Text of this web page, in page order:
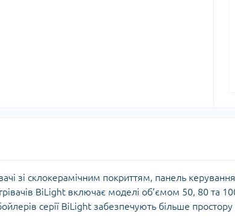
зі склокерамічним покриттям, панель керування
BiLight включає моделі об’ємом 50, 80 та 100
серії BiLight забезпечують більше